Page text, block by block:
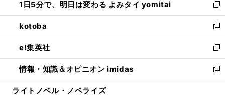
で
開
く
ド
ウ
で
開
く
ィ
ン
ド
ウ
で
開
く
い
ウ
ィ
ン
ド
ウ
で
開
1日5分で、明日は変わる よみタイ yomitai
新
し
い
ウ
ィ
ン
ド
ウ
kotoba
新
し
い
ウ
ィ
ン
e!集英社
新
し
い
ウ
情報・知識＆オピニオン imidas
新
し
ライトノベル・ノベライズ